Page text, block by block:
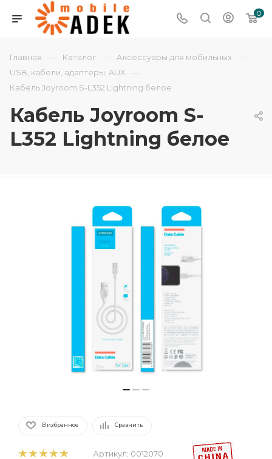
0
Главная — Каталог — Аксессуары для мобильных —
USB, кабели, адаптеры, AUX —
Кабель Joyroom S-L352 Lightning белое
Кабель Joyroom S-
L352 Lightning белое
В избранное Сравнить
Артикул: 0012070